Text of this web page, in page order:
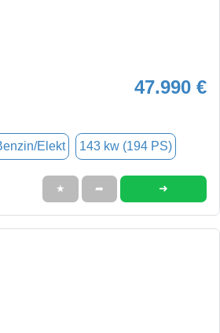
47.990 €
Elekt 143 kw (194 PS)
★ ➦ ➜